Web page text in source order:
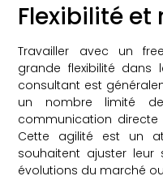
Flexibilité
Travailler avec un
grande flexibilité dans
consultant est
un nombre limité
communication
Cette agilité est un
souhaitent ajuster leur
évolutions du marché